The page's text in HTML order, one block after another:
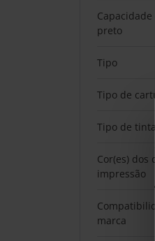
preto
Tipo
Tipo de
Tipo de tinta
Cor(es) dos
impressão
marca